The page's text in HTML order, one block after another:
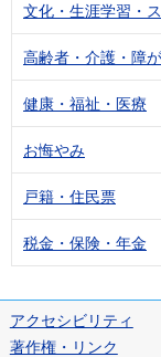
文化・生涯学習・
高齢者・介護・障
健康・福祉・医療
お悔やみ
戸籍・住民票
税金・保険・年金
アクセシビリティ
著作権・リンク